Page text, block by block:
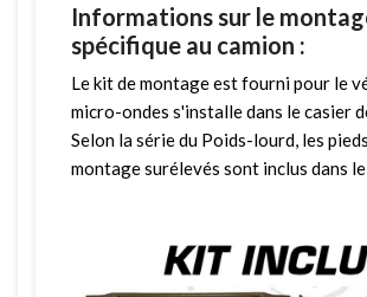
Informations sur le
spécifique au camion :
Le kit de montage est fourni pour le
micro-ondes s'installe dans le casier
Selon la série du Poids-lourd, les
montage surélevés sont inclus dans